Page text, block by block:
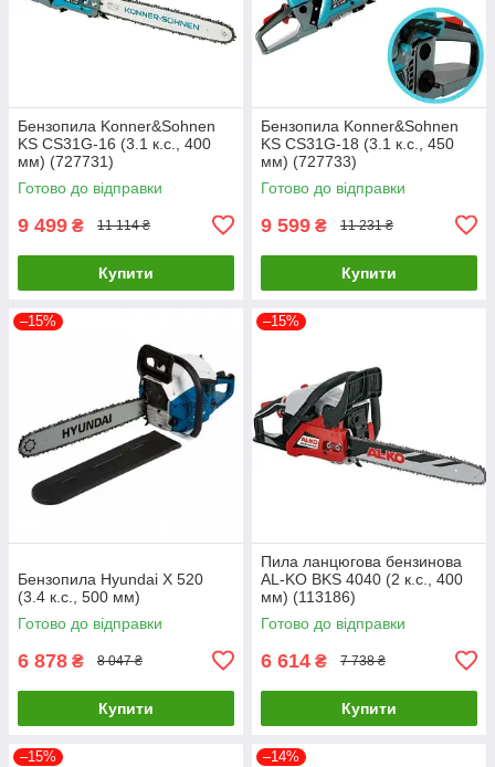
Бензопила Konner&Sohnen
KS CS31G-16 (3.1 к.с., 400
мм) (727731)
Готово до відправки
9 499 ₴ 11 114 ₴
Купити
Бензопила Konner&Sohnen
KS CS31G-18 (3.1 к.с., 450
мм) (727733)
Готово до відправки
9 599 ₴ 11 231 ₴
Купити
–15%
Бензопила Hyundai X 520
(3.4 к.с., 500 мм)
Готово до відправки
6 878 ₴ 8 047 ₴
Купити
–15%
Пила ланцюгова бензинова
AL-KO BKS 4040 (2 к.с., 400
мм) (113186)
Готово до відправки
6 614 ₴ 7 738 ₴
Купити
–15% –14%